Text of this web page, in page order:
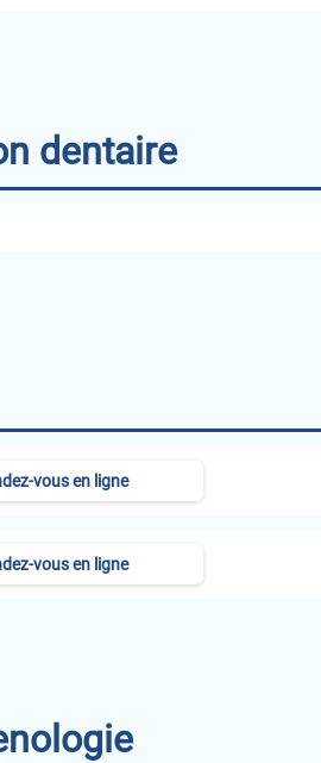
dentaire
vous en ligne
vous en ligne